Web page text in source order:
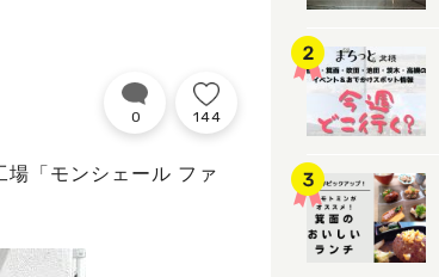
0 144
「モンシェール ファ